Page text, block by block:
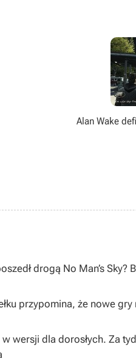
Alan Wake
drogą No Man’s Sky?
przypomina, że nowe gry
wersji dla dorosłych. Za